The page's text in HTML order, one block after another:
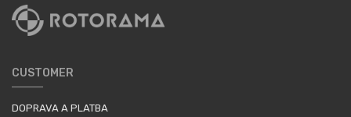
CUSTOMER
DOPRAVA A PLATBA